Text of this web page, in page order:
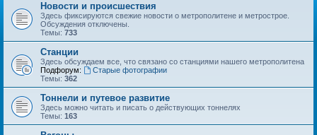
Новости и происшествия
Здесь фиксируются свежие новости о метрополитене и метрострое.
Обсуждения отключены.
Темы: 733
Станции
Здесь обсуждаем все, что связано со станциями нашего метрополитена
Подфорум:
Старые фотографии
Темы: 362
Тоннели и путевое развитие
Здесь можно читать и писать о действующих тоннелях
Темы: 163